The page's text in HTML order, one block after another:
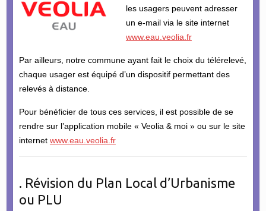
les usagers peuvent adresser
un e-mail via le site internet
www.eau.veolia.fr
Par ailleurs, notre commune ayant fait le choix du télérelevé,
chaque usager est équipé d’un dispositif permettant des
relevés à distance.
Pour bénéficier de tous ces services, il est possible de se
rendre sur l’application mobile « Veolia & moi » ou sur le site
internet www.eau.veolia.fr
. Révision du Plan Local d’Urbanisme
ou PLU